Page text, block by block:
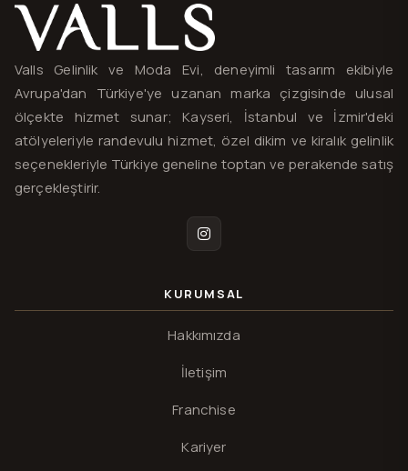
Valls® — site haritası ve iletişim
Valls Gelinlik ve Moda Evi, deneyimli tasarım ekibiyle
Avrupa'dan Türkiye'ye uzanan marka çizgisinde ulusal
ölçekte hizmet sunar; Kayseri, İstanbul ve İzmir'deki
atölyeleriyle randevulu hizmet, özel dikim ve kiralık gelinlik
seçenekleriyle Türkiye geneline toptan ve perakende satış
gerçekleştirir.
Instagram
KURUMSAL
Hakkımızda
İletişim
Franchise
Kariyer